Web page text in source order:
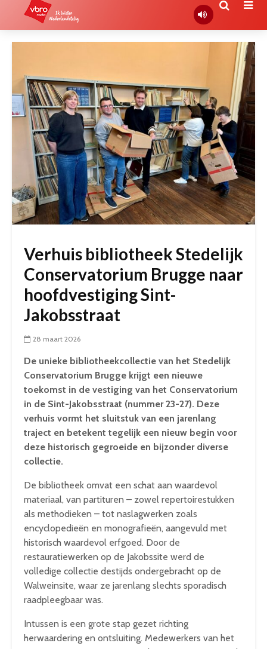
Verhuis bibliotheek Stedelijk
Conservatorium Brugge naar
hoofdvestiging Sint-
Jakobsstraat
28 maart 2026
De unieke bibliotheekcollectie van het Stedelijk
Conservatorium Brugge krijgt een nieuwe
toekomst in de vestiging van het Conservatorium
in de Sint-Jakobsstraat (nummer 23-27). Deze
verhuis vormt het sluitstuk van een jarenlang
traject en betekent tegelijk een nieuw begin voor
deze historisch gegroeide en bijzonder diverse
collectie.
De bibliotheek omvat een schat aan waardevol
materiaal, van partituren – zowel repertoirestukken
als methodieken – tot naslagwerken zoals
encyclopedieën en monografieën, aangevuld met
historisch waardevol erfgoed. Door de
restauratiewerken op de Jakobssite werd de
volledige collectie destijds ondergebracht op de
Walweinsite, waar ze jarenlang slechts sporadisch
raadpleegbaar was.
Intussen is een grote stap gezet richting
herwaardering en ontsluiting. Medewerkers van het